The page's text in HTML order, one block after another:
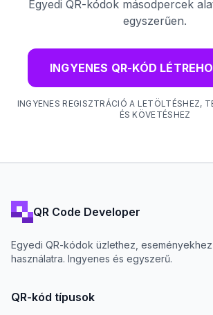
Egyedi QR-kódok másodpercek
egyszerűen.
INGYENES QR-KÓD
INGYENES REGISZTRÁCIÓ A LETÖLTÉSHEZ,
ÉS KÖVETÉSHEZ
QR Code Developer
Egyedi QR-kódok üzlethez,
használatra. Ingyenes és egyszerű.
QR-kód típusok